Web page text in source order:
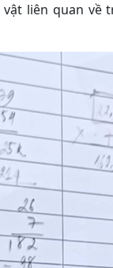
liên quan về